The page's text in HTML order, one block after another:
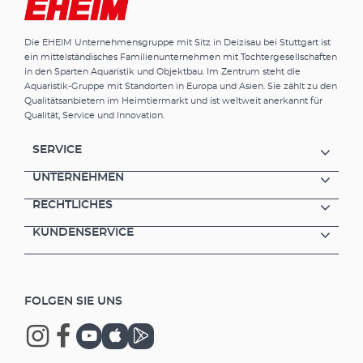
abgestimmt. Helligkeit und Farbwiedergabe
wachsen und gedeihen hervorragend und
Korallen fluoreszieren in wunderschönen
Farben.Ausziehbare Bügel-Halterungen
ermöglichen eine stufenlose und flexible
durch eine EHEIM powerLED+
ersetzen.EHEIM-Qualität – Made in Germany.
Mischung aus weißem und royalblauem Licht
Farbwiedergabe (Fluoreszenz) und das
Wachstum von Korallen Eine EHEIM
entsprechenden Länge ( inklusive Reflektor)
Sonnenaufgang über Mittagssonne bis
Sonnenuntergang und Mondlicht (wählbar)
Die EHEIM Unternehmensgruppe mit Sitz in Deizisau bei Stuttgart ist
ein mittelständisches Familienunternehmen mit Tochtergesellschaften
in den Sparten Aquaristik und Objektbau. Im Zentrum steht die
Aquaristik-Gruppe mit Standorten in Europa und Asien. Sie zählt zu den
Qualitätsanbietern im Heimtiermarkt und ist weltweit anerkannt für
Qualität, Service und Innovation.
SERVICE
UNTERNEHMEN
RECHTLICHES
KUNDENSERVICE
FOLGEN SIE UNS